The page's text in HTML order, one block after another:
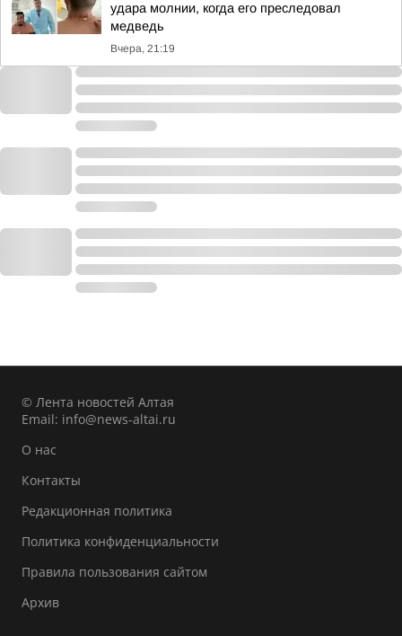
удара молнии, когда его преследовал
медведь
Вчера, 21:19
© Лента новостей Алтая
Email: info@news-altai.ru
О нас
Контакты
Редакционная политика
Политика конфиденциальности
Правила пользования сайтом
Архив